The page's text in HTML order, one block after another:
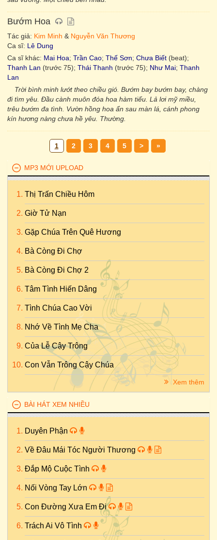
Bướm Hoa
Tác giả: Kim Minh & Nguyễn Văn Thương
Ca sĩ: Lê Dung
Ca sĩ khác: Mai Hoa; Trần Cao; Thế Sơn; Chưa Biết (beat);
Thanh Lan (trước 75); Thái Thanh (trước 75); Như Mai; Thanh
Lan
Trời bình minh lướt theo chiều gió. Bướm bay bướm bay, chàng
đi tìm yêu. Đầu cành muôn đóa hoa hàm tiếu. Lả lơi mỹ miều,
trêu bướm đa tình. Vườn hồng hoa ẩn sau màn lá, cánh phong
kín hương nàng chưa hề yêu. Thường.
1 2 3 4 5 > »
MP3 MỚI UPLOAD
Thị Trấn Chiều Hôm
Giờ Tử Nạn
Gặp Chúa Trên Quê Hương
Bà Còng Đi Chợ
Bà Còng Đi Chợ 2
Tâm Tình Hiến Dâng
Tình Chúa Cao Vời
Nhớ Về Tình Mẹ Cha
Của Lễ Cậy Trông
Con Vẫn Trông Cậy Chúa
Xem thêm
BÀI HÁT XEM NHIỀU
Duyên Phận
Về Đâu Mái Tóc Người Thương
Đắp Mộ Cuộc Tình
Nối Vòng Tay Lớn
Con Đường Xưa Em Đi
Trách Ai Vô Tình